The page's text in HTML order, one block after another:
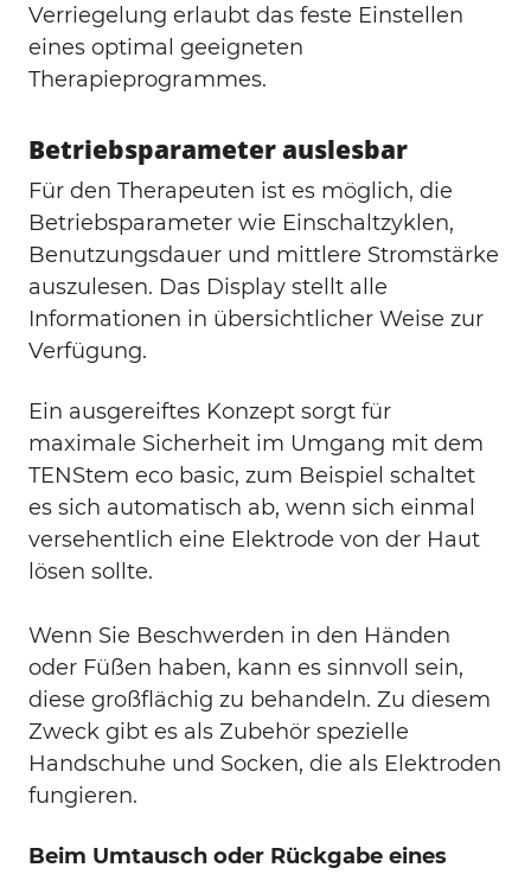
Verriegelung erlaubt das feste Einstellen
eines optimal geeigneten
Therapieprogrammes.
Betriebsparameter auslesbar
Für den Therapeuten ist es möglich, die
Betriebsparameter wie Einschaltzyklen,
Benutzungsdauer und mittlere Stromstärke
auszulesen. Das Display stellt alle
Informationen in übersichtlicher Weise zur
Verfügung.
Ein ausgereiftes Konzept sorgt für
maximale Sicherheit im Umgang mit dem
TENStem eco basic, zum Beispiel schaltet
es sich automatisch ab, wenn sich einmal
versehentlich eine Elektrode von der Haut
lösen sollte.
Wenn Sie Beschwerden in den Händen
oder Füßen haben, kann es sinnvoll sein,
diese großflächig zu behandeln. Zu diesem
Zweck gibt es als Zubehör spezielle
Handschuhe und Socken, die als Elektroden
fungieren.
Beim Umtausch oder Rückgabe eines